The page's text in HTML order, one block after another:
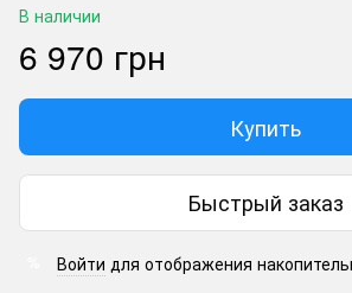
В наличии
6 970 грн
Купить
Быстрый заказ
Войти для отображения